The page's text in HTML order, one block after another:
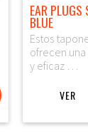
EAR PLUGS
BLUE
Estos
ofrecen
y eficaz …
VER